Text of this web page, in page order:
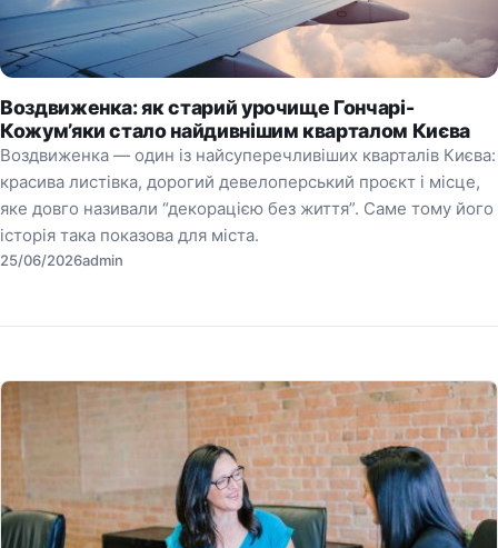
Воздвиженка: як старий урочище Гончарі-
Кожум’яки стало найдивнішим кварталом Києва
Воздвиженка — один із найсуперечливіших кварталів Києва:
красива листівка, дорогий девелоперський проєкт і місце,
яке довго називали “декорацією без життя”. Саме тому його
історія така показова для міста.
25/06/2026admin